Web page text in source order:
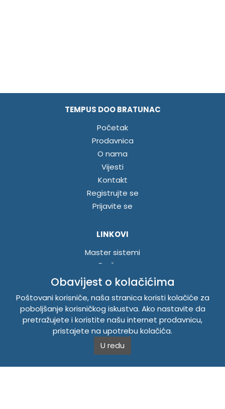
TEMPUS DOO BRATUNAC
Početak
Prodavnica
O nama
Vijesti
Kontakt
Registrujte se
Prijavite se
LINKOVI
Master sistemi
Brošure
Akcije
INFORMACIJE
Politika o kolačićima
Uslovi korištenja
Politika privatnosti
Obavijest o kolačićima
Poštovani korisniče, naša stranica koristi kolačiće za
poboljšanje korisničkog iskustva. Ako nastavite da
pretražujete i koristite našu internet prodavnicu,
pristajete na upotrebu kolačića.
U redu